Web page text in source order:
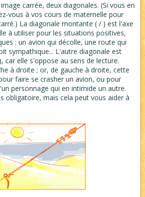
carrée, deux diagonales. (Si vous en
vous à vos cours de maternelle pour
La diagonale montante ( / ) est l'axe
à utiliser pour les situations positives,
: un avion qui décolle, une route qui
sympathique... L'autre diagonale est
car elle s'oppose au sens de lecture.
à droite ; or, de gauche à droite, cette
faire se crasher un avion, ou pour
personnage qui en intimide un autre.
obligatoire, mais cela peut vous aider à